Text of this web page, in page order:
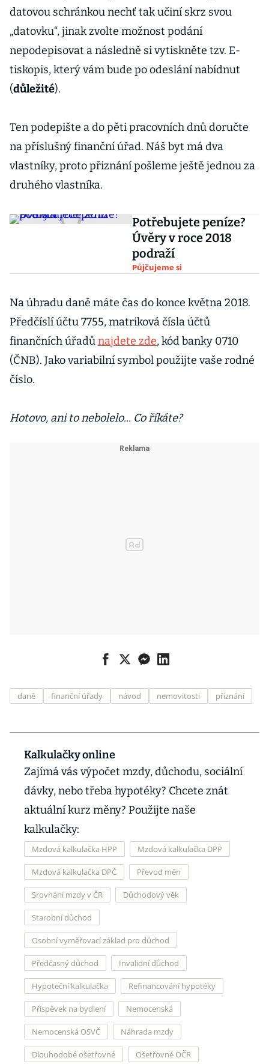
datovou schránkou nechť tak učiní skrz svou
„datovku“, jinak zvolte možnost podání
nepodepisovat a následně si vytiskněte tzv. E-
tiskopis, který vám bude po odeslání nabídnut
(důležité).
Ten podepište a do pěti pracovních dnů doručte
na příslušný finanční úřad. Náš byt má dva
vlastníky, proto přiznání pošleme ještě jednou za
druhého vlastníka.
Potřebujete peníze?
Úvěry v roce 2018
podraží
Půjčujeme si
Na úhradu daně máte čas do konce května 2018.
Předčíslí účtu 7755, matriková čísla účtů
finančních úřadůnajdete zde, kód banky 0710
(ČNB). Jako variabilní symbol použijte vaše rodné
číslo.
Hotovo, ani to nebolelo... Co říkáte?
daně finanční úřady návod nemovitosti přiznání
Kalkulačky online
Zajímá vás výpočet mzdy, důchodu, sociální
dávky, nebo třeba hypotéky? Chcete znát
aktuální kurz měny? Použijte naše
kalkulačky:
Mzdová kalkulačka HPP Mzdová kalkulačka DPP
Mzdová kalkulačka DPČ Převod měn
Srovnání mzdy v ČR Důchodový věk
Starobní důchod
Osobní vyměřovací základ pro důchod
Předčasný důchod Invalidní důchod
Hypoteční kalkulačka Refinancování hypotéky
Příspěvek na bydlení Nemocenská
Nemocenská OSVČ Náhrada mzdy
Dlouhodobé ošetřovné Ošetřovné OČR